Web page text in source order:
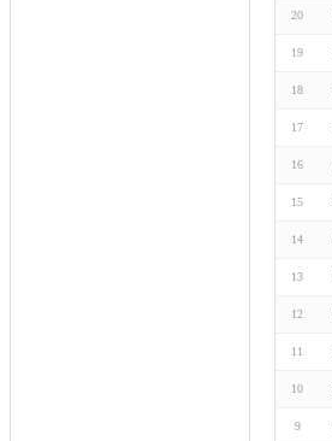
20
19
18
17
16
15
14
13
12
11
10
9